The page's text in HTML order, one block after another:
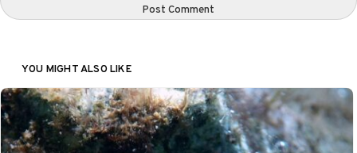
Post Comment
YOU MIGHT ALSO LIKE